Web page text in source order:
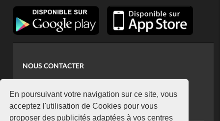
En poursuivant votre navigation sur ce site, vous
acceptez l'utilisation de Cookies pour vous
proposer des publicités adaptées à vos centres
NOUS CONTACTER
koaci@yahoo.fr
+225 07 08 85 52 93